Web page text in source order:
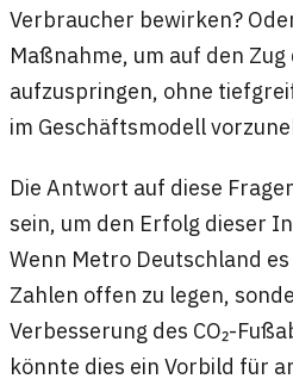
Verbraucher bewirken?
Maßnahme, um auf den
aufzuspringen, ohne
im Geschäftsmodell
Die Antwort auf diese
sein, um den Erfolg dieser
Wenn Metro Deutschland
Zahlen offen zu legen,
Verbesserung des CO₂-
könnte dies ein Vorbild für